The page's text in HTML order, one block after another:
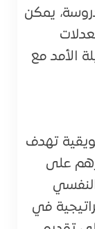
يمكن
الأمد مع
تهدف
على
في